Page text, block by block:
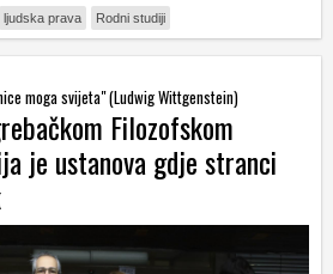
ljudska prava Rodni studiji
moga svijeta" (Ludwig Wittgenstein)
Filozofskom
je ustanova gdje stranci